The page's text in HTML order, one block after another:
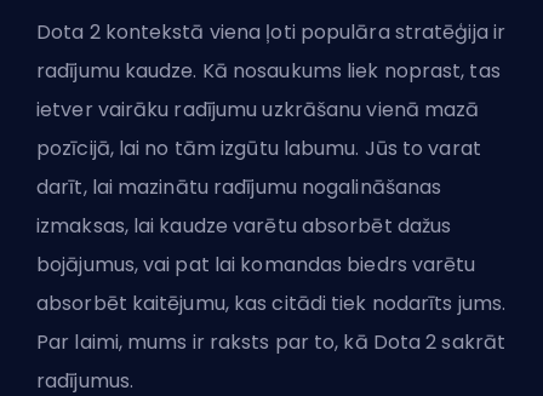
Dota 2 kontekstā viena ļoti populāra stratēģija ir
radījumu kaudze. Kā nosaukums liek noprast, tas
ietver vairāku radījumu uzkrāšanu vienā mazā
pozīcijā, lai no tām izgūtu labumu. Jūs to varat
darīt, lai mazinātu radījumu nogalināšanas
izmaksas, lai kaudze varētu absorbēt dažus
bojājumus, vai pat lai komandas biedrs varētu
absorbēt kaitējumu, kas citādi tiek nodarīts jums.
Par laimi, mums ir raksts par to, kā Dota 2 sakrāt
radījumus.